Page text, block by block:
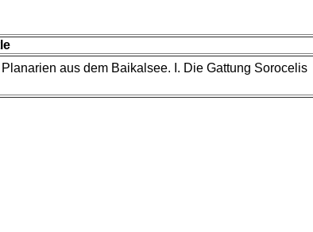
aus dem Baikalsee. I. Die Gattung Sorocelis